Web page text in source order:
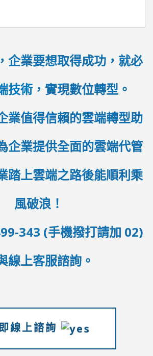
企業要想取得成功，就必
技術 ，實現數位轉型。
業值得信賴的雲端轉型助
企業提供全面的雲端代管
踏上雲端之路後能順利乘
風破浪！
343 (手機撥打請加 02)
線上客服諮詢。
線上諮詢